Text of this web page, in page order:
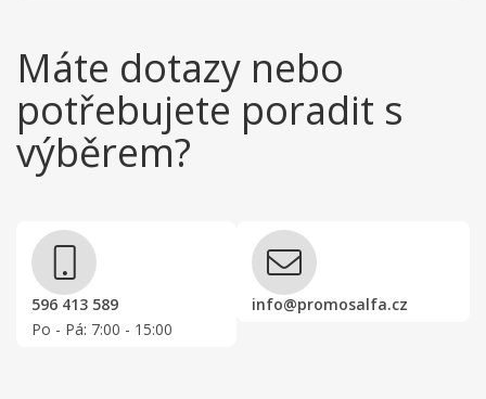
Máte dotazy nebo
potřebujete poradit s
výběrem?
596 413 589
Po - Pá: 7:00 - 15:00
info@promosalfa.cz